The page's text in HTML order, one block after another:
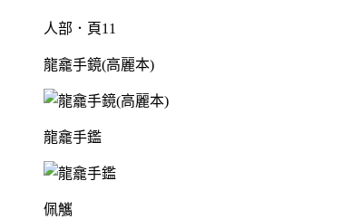
人部．頁11
龍龕手鏡(高麗本)
龍龕手鑑
佩觿